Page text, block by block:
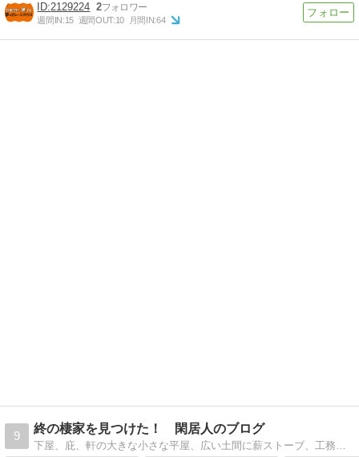
2129224 2
週間IN:15 週間OUT:10 月間IN:64
9
終の棲家を見つけた！ 閑居人のブログ
下屋、庇、軒の大きな小さな平屋、広い土間に薪ストーブ、工務店３度目の新築、40坪から1300坪へ住替